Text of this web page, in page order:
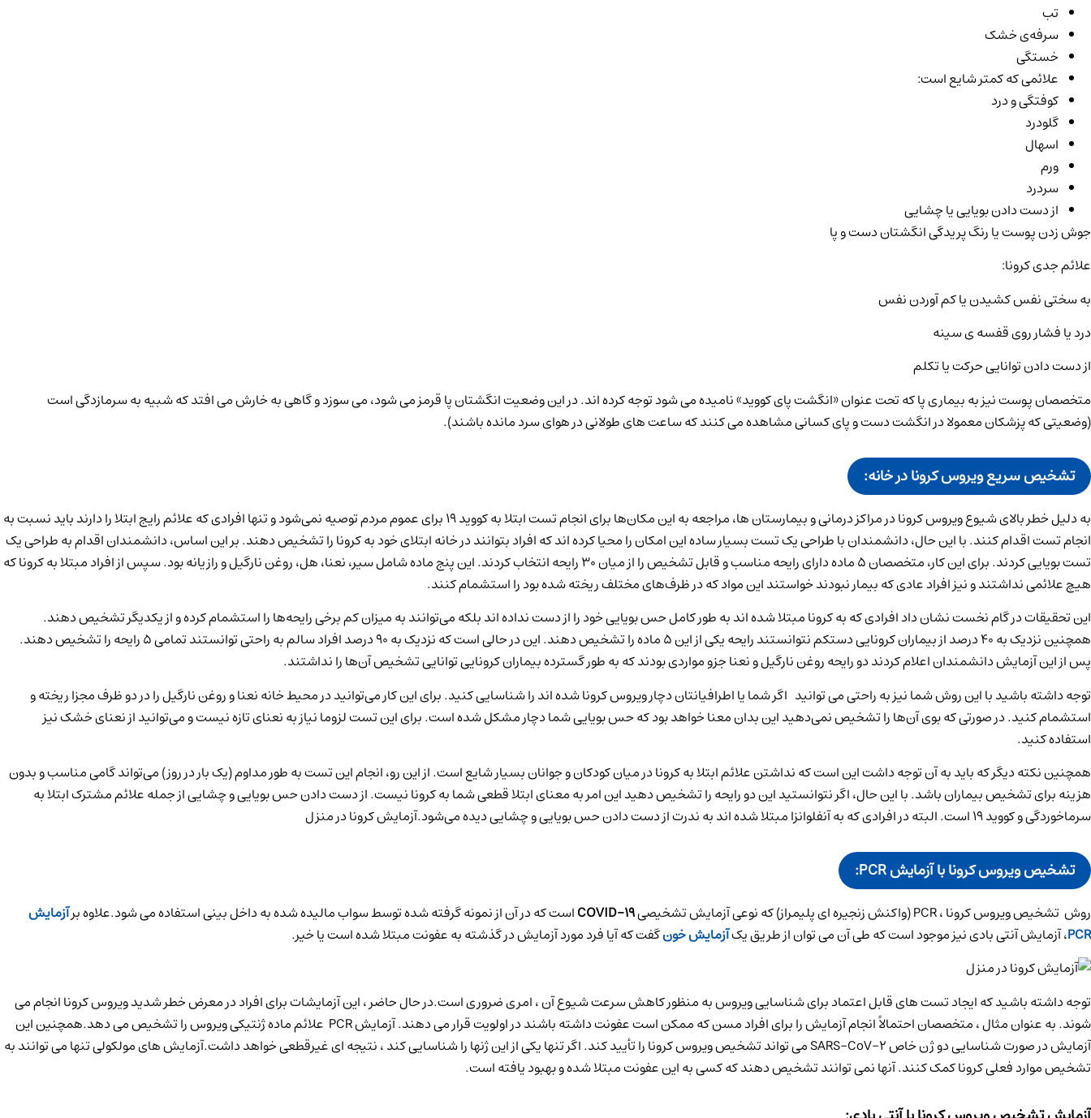
تب
سرفه‌­ی خشک
خستگی
علائمی که کم­تر شایع است:
کوفتگی و درد
گلودرد
اسهال
ورم
سردرد
از دست دادن بویایی یا چشایی
جوش زدن پوست یا رنگ­ پریدگی انگشتان دست و پا
علائم جدی کرونا:
به سختی نفس کشیدن یا کم ­آوردن نفس
درد یا فشار روی قفسه­ ی سینه
از دست دادن توانایی حرکت یا تکلم
متخصصان پوست نیز به بیماری پا که تحت عنوان «انگشت پای کووید» نامیده می ­شود توجه کرده ­اند. در این وضعیت انگشتان پا قرمز می ­شود، می­ سوزد و گاهی به خارش می ­افتد که شبیه به سرمازدگی است
(وضعیتی که پزشکان معمولا در انگشت دست و پای کسانی مشاهده می­ کنند که ساعت ­های طولانی در هوای سرد مانده باشند).
تشخیص سریع ویروس کرونا در خانه:
به دلیل خطر بالای شیوع ویروس کرونا در مراکز درمانی و بیمارستان ها، مراجعه به این مکان‌ها برای انجام تست ابتلا به کووید ۱۹ برای عموم مردم توصیه نمی‌شود و تنها افرادی که علائم رایج ابتلا را دارند باید نسبت به
انجام تست اقدام کنند. با این حال، دانشمندان با طراحی یک تست بسیار ساده این امکان را محیا کرده اند که افراد بتوانند در خانه ابتلای خود به کرونا را تشخیص دهند. بر این اساس، دانشمندان اقدام به طراحی یک
تست بویایی کردند. برای این کار، متخصصان ۵ ماده دارای رایحه مناسب و قابل تشخیص را از میان ۳۰ رایحه انتخاب کردند. این پنج ماده شامل سیر، نعنا، هل، روغن نارگیل و رازیانه بود. سپس از افراد مبتلا به کرونا که
هیچ علائمی نداشتند و نیز افراد عادی که بیمار نبودند خواستند این مواد که در ظرف‌های مختلف ریخته شده بود را استشمام کنند.
این تحقیقات در گام نخست نشان داد افرادی که به کرونا مبتلا شده اند به طور کامل حس بویایی خود را از دست نداده اند بلکه می‌توانند به میزان کم برخی رایحه‌ها را استشمام کرده و از یکدیگر تشخیص دهند.
همچنین نزدیک به ۴۰ درصد از بیماران کرونایی دستکم نتوانستند رایحه یکی از این ۵ ماده را تشخیص دهند. این در حالی است که نزدیک به ۹۰ درصد افراد سالم به راحتی توانستند تمامی ۵ رایحه را تشخیص دهند.
پس از این آزمایش دانشمندان اعلام کردند دو رایحه روغن نارگیل و نعنا جزو مواردی بودند که به طور گسترده بیماران کرونایی توانایی تشخیص آن‌ها را نداشتند.
توجه داشته باشید با این روش شما نیز به راحتی می توانید اگر شما یا اطرافیانتان دچار ویروس کرونا شده اند را شناسایی کنید. برای این کار می‌توانید در محیط خانه نعنا و روغن نارگیل را در دو ظرف مجزا ریخته و
استشمام کنید. در صورتی که بوی آن‌ها را تشخیص نمی‌دهید این بدان معنا خواهد بود که حس بویایی شما دچار مشکل شده است. برای این تست لزوما نیاز به نعنای تازه نیست و می‌توانید از نعنای خشک نیز
استفاده کنید.
همچنین نکته دیگر که باید به آن توجه داشت این است که نداشتن علائم ابتلا به کرونا در میان کودکان و جوانان بسیار شایع است. از این رو، انجام این تست به طور مداوم (یک بار در روز) می‌تواند گامی مناسب و بدون
هزینه برای تشخیص بیماران باشد. با این حال، اگر نتوانستید این دو رایحه را تشخیص دهید این امر به معنای ابتلا قطعی شما به کرونا نیست. از دست دادن حس بویایی و چشایی از جمله علائم مشترک ابتلا به
سرماخوردگی و کووید ۱۹ است. البته در افرادی که به آنفلوانزا مبتلا شده اند به ندرت از دست دادن حس بویایی و چشایی دیده می‌شود.آزمایش کرونا در منزل
تشخیص ویروس کرونا با آزمایشPCR:
روش تشخیص ویروس کرونا ، PCR (واکنش زنجیره ای پلیمراز) که نوعی آزمایش تشخیصی COVID-19است که در آن از نمونه گرفته شده توسط سواب مالیده شده به داخل بینی استفاده می شود.علاوه برآزمایش
PCR، آزمایش آنتی بادی نیز موجود است که طی آن می توان از طریق یکآزمایش خونگفت که آیا فرد مورد آزمایش در گذشته به عفونت مبتلا شده است یا خیر.
توجه داشته باشید که ایجاد تست های قابل اعتماد برای شناسایی ویروس به منظور کاهش سرعت شیوع آن ، امری ضروری است.در حال حاضر ، این آزمایشات برای افراد در معرض خطر شدید ویروس کرونا انجام می
شوند. به عنوان مثال ، متخصصان احتمالاً انجام آزمایش را برای افراد مسن که ممکن است عفونت داشته باشند در اولویت قرار می دهند. آزمایش PCR علائم ماده ژنتیکی ویروس را تشخیص می دهد.همچنین این
آزمایش در صورت شناسایی دو ژن خاص SARS-CoV-2 می تواند تشخیص ویروس کرونا را تأیید کند. اگر تنها یکی از این ژنها را شناسایی کند ، نتیجه ای غیرقطعی خواهد داشت.آزمایش های مولکولی تنها می توانند به
تشخیص موارد فعلی کرونا کمک کنند. آنها نمی توانند تشخیص دهند که کسی به این عفونت مبتلا شده و بهبود یافته است.